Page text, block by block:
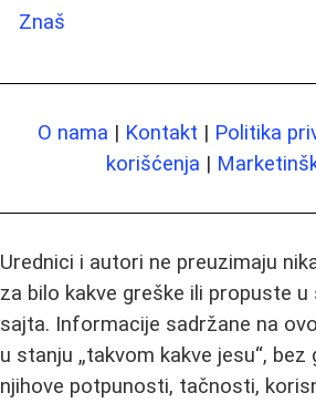
Znaš
O nama | Kontakt | Politika
korišćenja |
Urednici i autori ne preuzimaju
za bilo kakve greške ili propuste u
sajta. Informacije sadržane na
u stanju „takvom kakve jesu“, bez
njihove potpunosti, tačnosti,